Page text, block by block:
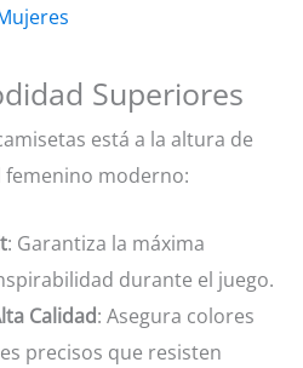
Superiores
está a la altura de
femenino moderno:
: Garantiza la máxima
durante el juego.
Calidad: Asegura colores
precisos que resisten